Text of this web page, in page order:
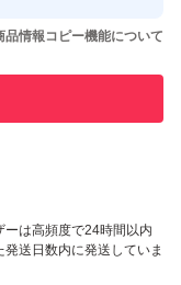
せた実績があります
があります
ーは高頻度で24時間以内
発送日数内に発送していま
品情報コピー機能について